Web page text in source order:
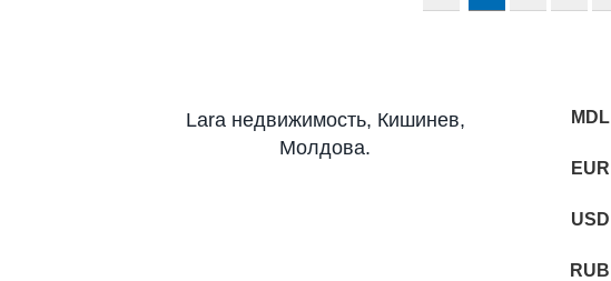
Lara недвижимость, Кишинев,
Молдова.
MDL
EUR
USD
RUB